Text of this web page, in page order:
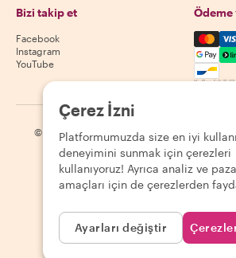
Bizi takip et
Facebook
Instagram
YouTube
© 2026 Withlocals.com Gizlilik Politikası |
Çerez İzni
Platformumuzda size en iyi
deneyimini sunmak için çerezleri
kullanıyoruz! Ayrıca analiz ve
amaçları için de çerezlerden
Ayarları değiştir